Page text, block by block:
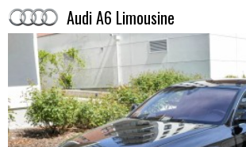
Audi A6 Limousine